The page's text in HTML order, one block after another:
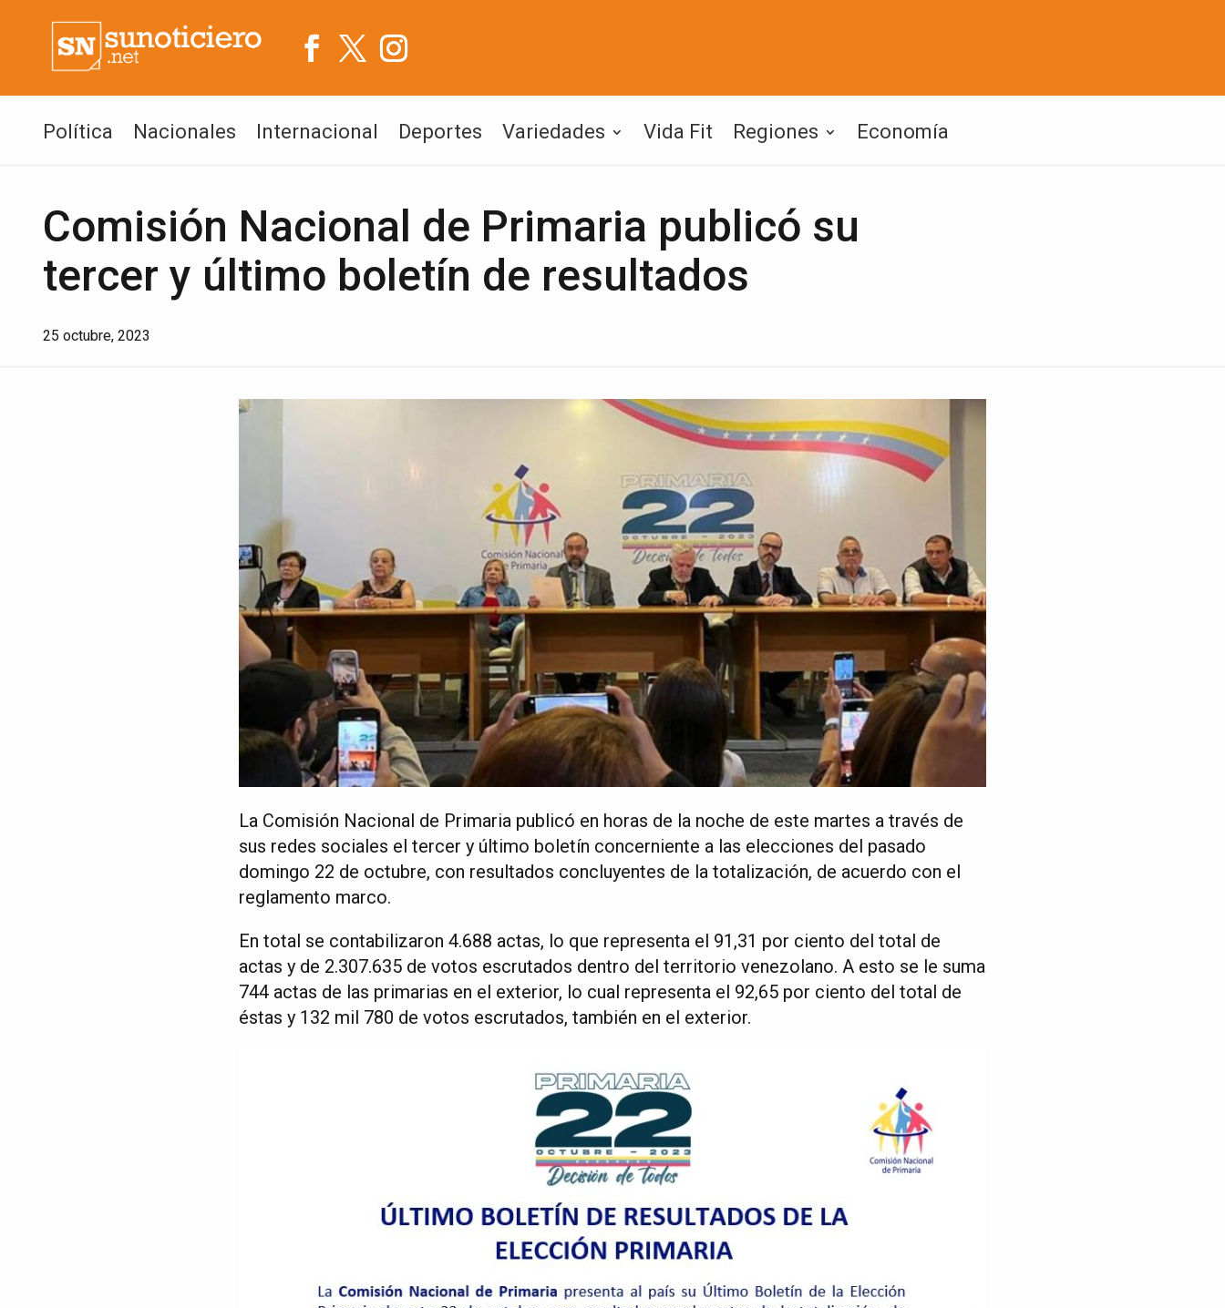
Política Nacionales Internacional Deportes Variedades Vida Fit Regiones Economía
Comisión Nacional de Primaria publicó su
tercer y último boletín de resultados
25 octubre, 2023
La Comisión Nacional de Primaria publicó en horas de la noche de este martes a través de
sus redes sociales el tercer y último boletín concerniente a las elecciones del pasado
domingo 22 de octubre, con resultados concluyentes de la totalización, de acuerdo con el
reglamento marco.
En total se contabilizaron 4.688 actas, lo que representa el 91,31 por ciento del total de
actas y de 2.307.635 de votos escrutados dentro del territorio venezolano. A esto se le suma
744 actas de las primarias en el exterior, lo cual representa el 92,65 por ciento del total de
éstas y 132 mil 780 de votos escrutados, también en el exterior.